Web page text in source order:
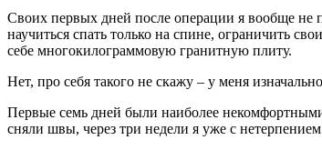
Своих первых дней после операции я вообще
научиться спать только на спине, ограничить
себе многокилограммовую гранитную плиту.
Нет, про себя такого не скажу – у меня
Первые семь дней были наиболее
сняли швы, через три недели я уже с